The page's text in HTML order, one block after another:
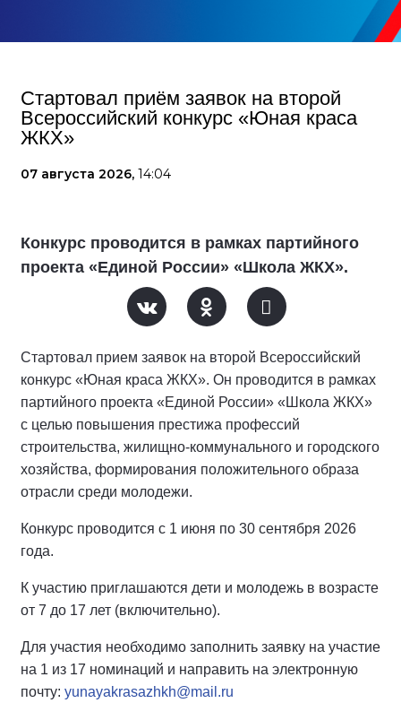
Стартовал приём заявок на второй
Всероссийский конкурс «Юная краса
ЖКХ»
07 августа 2026, 14:04
Конкурс проводится в рамках партийного
проекта «Единой России» «Школа ЖКХ».
Стартовал прием заявок на второй Всероссийский
конкурс «Юная краса ЖКХ». Он проводится в рамках
партийного проекта «Единой России» «Школа ЖКХ»
с целью повышения престижа профессий
строительства, жилищно-коммунального и городского
хозяйства, формирования положительного образа
отрасли среди молодежи.
Конкурс проводится с 1 июня по 30 сентября 2026
года.
К участию приглашаются дети и молодежь в возрасте
от 7 до 17 лет (включительно).
Для участия необходимо заполнить заявку на участие
на 1 из 17 номинаций и направить на электронную
почту: yunayakrasazhkh@mail.ru